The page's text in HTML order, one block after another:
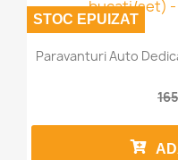
Paravanturi Auto
STOC EPUIZAT